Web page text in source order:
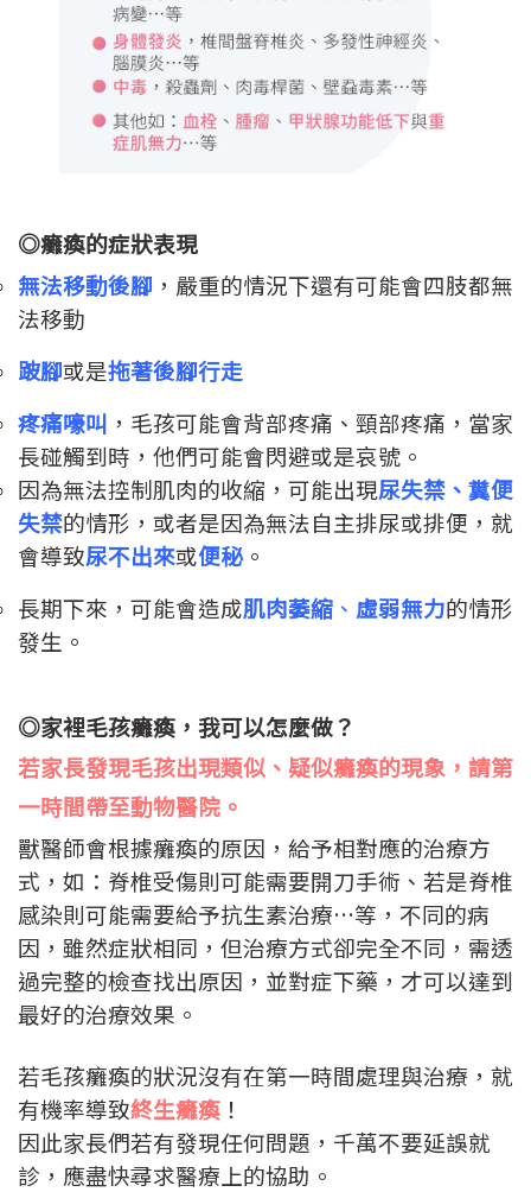
◎癱瘓的症狀表現
無法移動後腳 ，嚴重的情況下還有可能會四肢都無
法移動
跛腳或是拖著後腳行走
疼痛嚎叫 ，毛孩可能會背部疼痛、頸部疼痛，當家
長碰觸到時，他們可能會閃避或是哀號。
因為無法控制肌肉的收縮，可能出現尿失禁、糞便
失禁的情形，或者是因為無法自主排尿或排便，就
會導致尿不出來或便秘。
長期下來，可能會造成肌肉萎縮 、 虛弱無力的情形
發生。
◎家裡毛孩癱瘓，我可以怎麼做？
若家長發現毛孩出現類似、疑似癱瘓的現象，請第
一時間帶至動物醫院。
獸醫師會根據癱瘓的原因，給予相對應的治療方
式，如：脊椎受傷則可能需要開刀手術、若是脊椎
感染則可能需要給予抗生素治療…等，不同的病
因，雖然症狀相同，但治療方式卻完全不同，需透
過完整的檢查找出原因，並對症下藥，才可以達到
最好的治療效果。
若毛孩癱瘓的狀況沒有在第一時間處理與治療，就
有機率導致終生癱瘓 ！
因此家長們若有發現任何問題，千萬不要延誤就
診，應盡快尋求醫療上的協助。